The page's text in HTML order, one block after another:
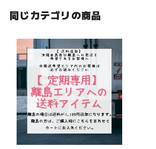
同じカテゴリの商品